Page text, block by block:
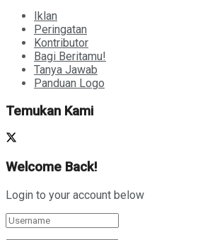
Iklan
Peringatan
Kontributor
Bagi Beritamu!
Tanya Jawab
Panduan Logo
Temukan Kami
Welcome Back!
Login to your account below